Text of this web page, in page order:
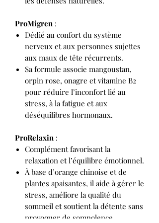
ProMigren :
Dédié au confort du système
nerveux et aux personnes sujettes
aux maux de tête récurrents.
Sa formule associe mangoustan,
orpin rose, onagre et vitamine B2
pour réduire l’inconfort lié au
stress, à la fatigue et aux
déséquilibres hormonaux.
ProRelaxin :
Complément favorisant la
relaxation et l’équilibre émotionnel.
À base d’orange chinoise et de
plantes apaisantes, il aide à gérer le
stress, améliore la qualité du
sommeil et soutient la détente sans
provoquer de somnolence.